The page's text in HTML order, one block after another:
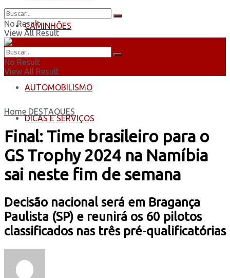
CAMINHÕES
ÔNIBUS
AUTOMOBILISMO
DICAS E SERVIÇOS
No Result
View All Result
No Result
View All Result
Home DESTAQUES
Final: Time brasileiro para o
GS Trophy 2024 na Namíbia
sai neste fim de semana
Decisão nacional será em Bragança
Paulista (SP) e reunirá os 60 pilotos
classificados nas três pré-qualificatórias